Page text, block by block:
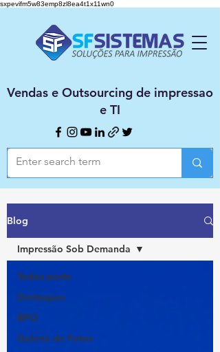
sxpevifm5w83emp8zl8ea4t1x11wn0
Vendas e Outsourcing de impressao
e TI
Blog
Todos posts
Destaques
BPO
Galeria de Fotos
Impressão Sob Demanda